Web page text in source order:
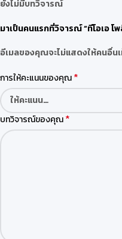
ยังไม่มีบทวิจารณ์
มาเป็นคนแรกที่วิจารณ์ “ทีโอเอ โ
อีเมลของคุณจะไม่แสดงให้คนอื่น
การให้คะแนนของคุณ*
บทวิจารณ์ของคุณ*